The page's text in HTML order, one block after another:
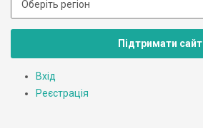
Підтримати сайт
Вхід
Реєстрація